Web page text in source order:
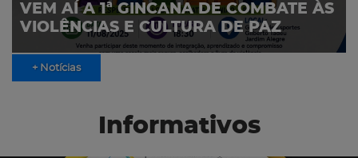
VEM AÍ A 1ª GINCANA DE COMBATE ÀS
VIOLÊNCIAS E CULTURA DE PAZ
+ Notícias
Informativos